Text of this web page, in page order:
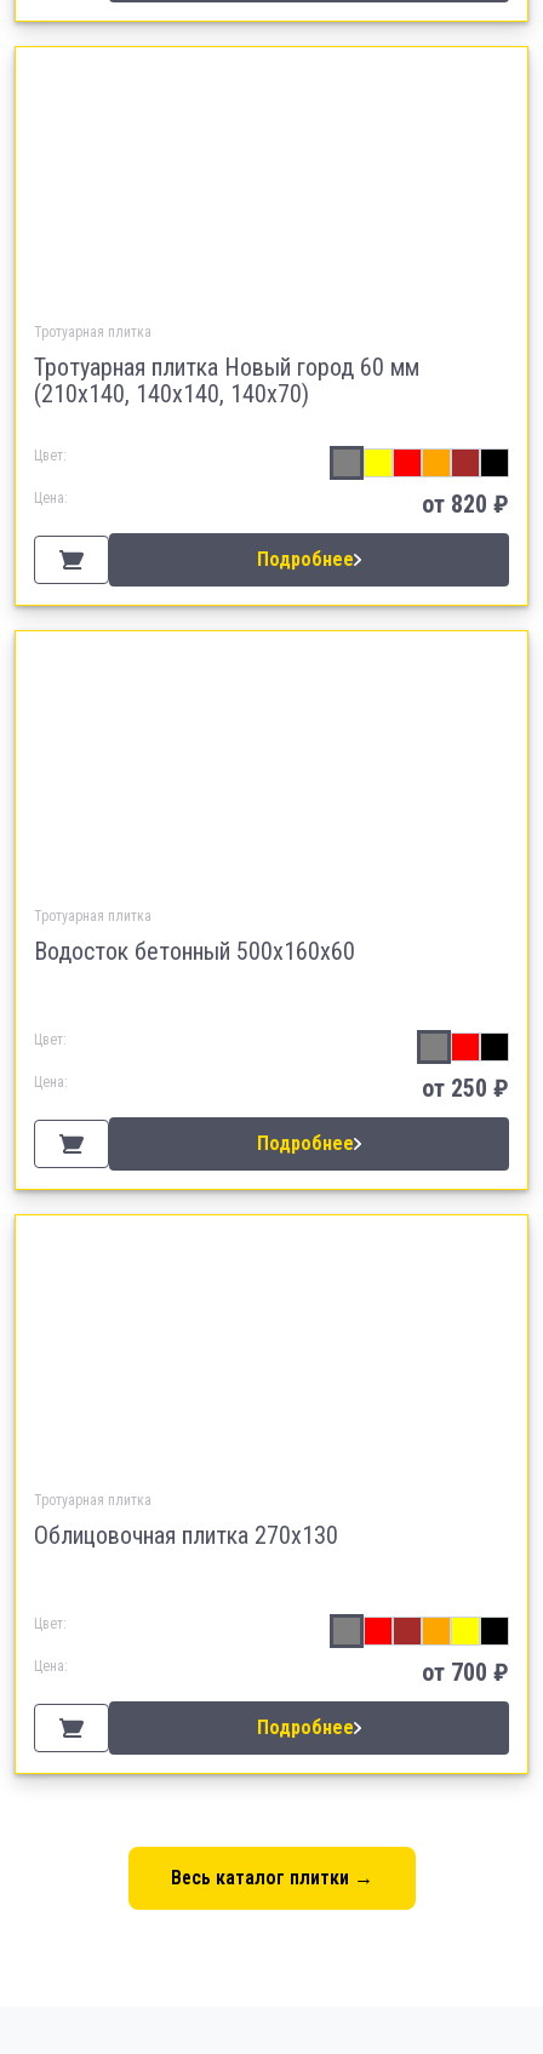
Тротуарная плитка
Тротуарная плитка Новый город 60 мм
(210х140, 140х140, 140х70)
Цвет:
Цена: от 820 ₽
Подробнее
Тротуарная плитка
Водосток бетонный 500х160х60
Цвет:
Цена: от 250 ₽
Подробнее
Тротуарная плитка
Облицовочная плитка 270х130
Цвет:
Цена: от 700 ₽
Подробнее
Весь каталог плитки →